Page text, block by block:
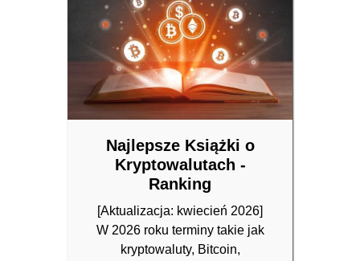
Najlepsze Książki o
Kryptowalutach -
Ranking
[Aktualizacja: kwiecień 2026]
W 2026 roku terminy takie jak
kryptowaluty, Bitcoin,